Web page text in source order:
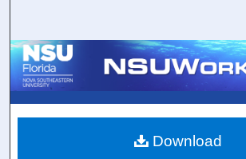
Browse Collections
About
Download